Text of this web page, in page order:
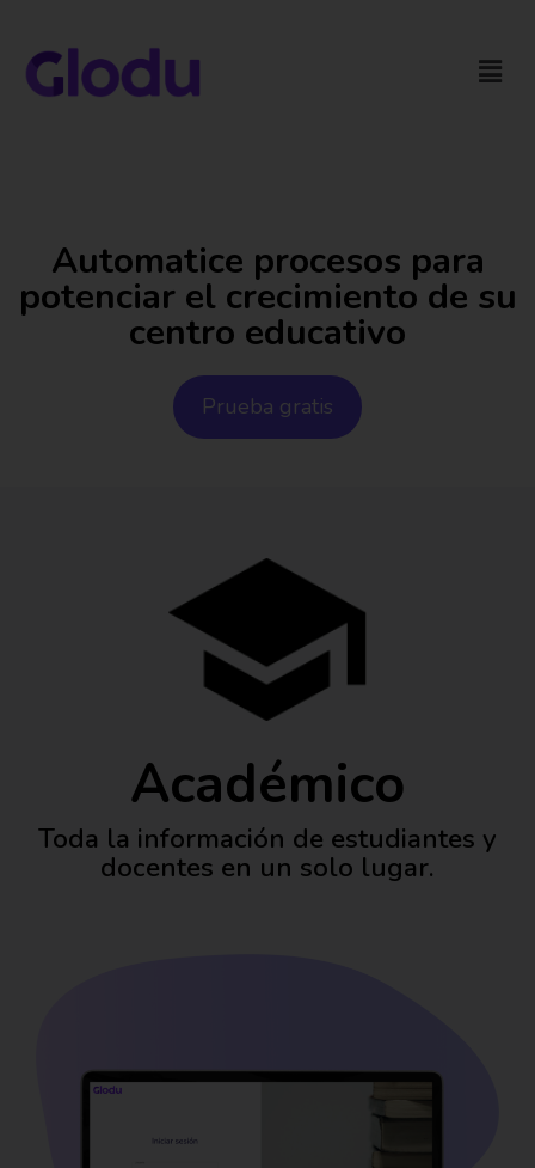
Automatice procesos para
potenciar el crecimiento de su
centro educativo
Prueba gratis
Académico
Toda la información de estudiantes y
docentes en un solo lugar.